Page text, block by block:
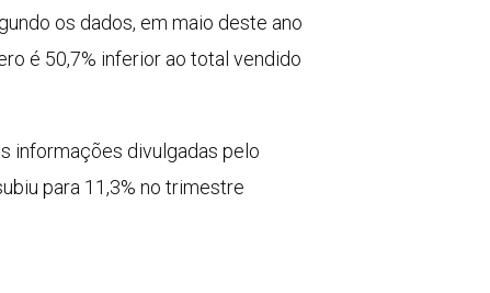
os dados, em maio deste ano
é 50,7% inferior ao total vendido
informações divulgadas pelo
para 11,3% no trimestre